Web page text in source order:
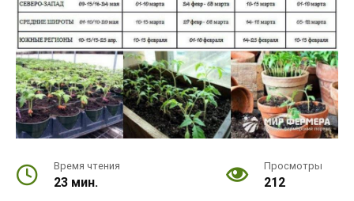
Время чтения
23 мин.
Просмотры
212